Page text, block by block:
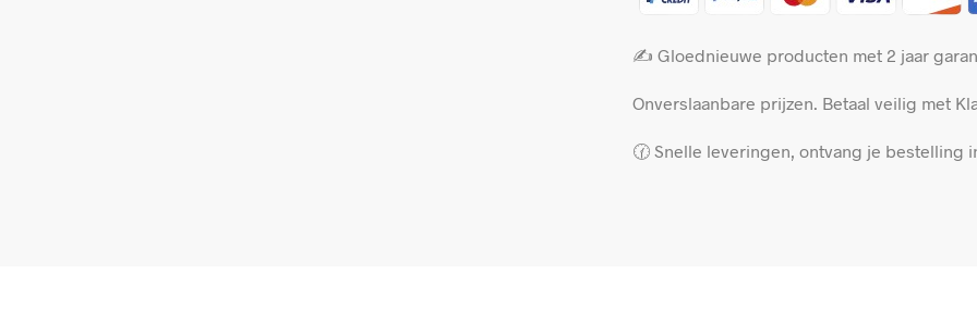
✍️ Gloednieuwe producten met 2 jaar
Onverslaanbare prijzen. Betaal veilig met
🕜 Snelle leveringen, ontvang je bestelling